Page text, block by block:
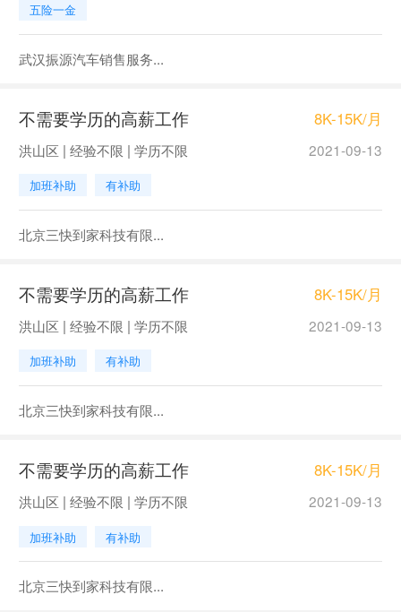
五险一金
武汉振源汽车销售服务...
不需要学历的高薪工作 8K-15K/月
洪山区 | 经验不限 | 学历不限 2021-09-13
加班补助 有补助
北京三快到家科技有限...
不需要学历的高薪工作 8K-15K/月
洪山区 | 经验不限 | 学历不限 2021-09-13
加班补助 有补助
北京三快到家科技有限...
不需要学历的高薪工作 8K-15K/月
洪山区 | 经验不限 | 学历不限 2021-09-13
加班补助 有补助
北京三快到家科技有限...